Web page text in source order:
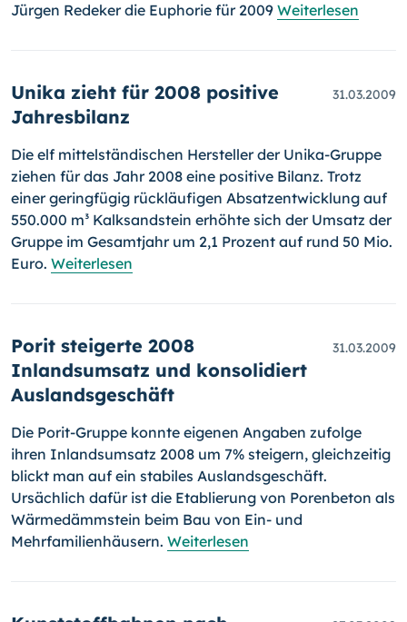
Jürgen Rede­ker die Euphorie für 2009 Weiterlesen
Unika zieht für 2008 positive
Jahresbilanz
31.03.2009
Die elf mittelständischen Hersteller der Unika-Gruppe
ziehen für das Jahr 2008 eine positive Bilanz. Trotz
einer geringfügig rückläufigen Absatzentwicklung auf
550.000 m³ Kalksandstein erhöhte sich der Umsatz der
Gruppe im Gesamtjahr um 2,1 Prozent auf rund 50 Mio.
Euro. Weiterlesen
Porit steigerte 2008
Inlandsumsatz und konsolidiert
Auslandsgeschäft
31.03.2009
Die Porit-Gruppe konnte eigenen Angaben zufolge
ihren Inlandsumsatz 2008 um 7% steigern, gleichzeitig
blickt man auf ein stabiles Auslands­geschäft.
Ursächlich dafür ist die Etablierung von Porenbeton als
Wär­me­dämmstein beim Bau von Ein- und
Mehrfamilienhäusern. Weiterlesen